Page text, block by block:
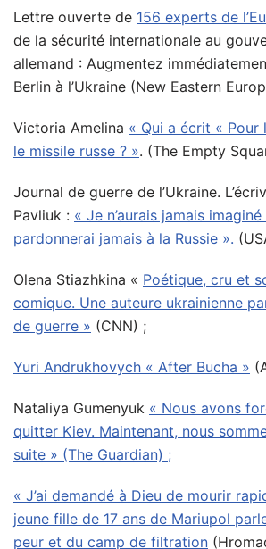
Lettre ouverte de 156 experts de
de la sécurité internationale au
allemand : Augmentez
Berlin à l’Ukraine (New Eastern
Victoria Amelina « Qui a écrit « Pour
le missile russe ? ». (The Empty
Journal de guerre de l’Ukraine.
Pavliuk : « Je n’aurais jamais
pardonnerai jamais à la Russie ».
Olena Stiazhkina « Poétique, cru et
comique. Une auteure ukrainienne
de guerre » (CNN) ;
Yuri Andrukhovych « After Bucha »
Nataliya Gumenyuk « Nous avons
quitter Kiev. Maintenant, nous
suite » (The Guardian) ;
« J’ai demandé à Dieu de mourir
jeune fille de 17 ans de Mariupol
peur et du camp de filtration